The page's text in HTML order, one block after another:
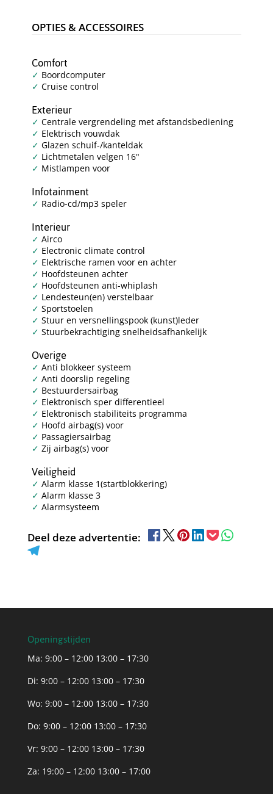
OPTIES & ACCESSOIRES
Comfort
Boordcomputer
Cruise control
Exterieur
Centrale vergrendeling met afstandsbediening
Elektrisch vouwdak
Glazen schuif-/kanteldak
Lichtmetalen velgen 16"
Mistlampen voor
Infotainment
Radio-cd/mp3 speler
Interieur
Airco
Electronic climate control
Elektrische ramen voor en achter
Hoofdsteunen achter
Hoofdsteunen anti-whiplash
Lendesteun(en) verstelbaar
Sportstoelen
Stuur en versnellingspook (kunst)leder
Stuurbekrachtiging snelheidsafhankelijk
Overige
Anti blokkeer systeem
Anti doorslip regeling
Bestuurdersairbag
Elektronisch sper differentieel
Elektronisch stabiliteits programma
Hoofd airbag(s) voor
Passagiersairbag
Zij airbag(s) voor
Veiligheid
Alarm klasse 1(startblokkering)
Alarm klasse 3
Alarmsysteem
Deel deze advertentie:
Openingstijden
Ma: 9:00 – 12:00 13:00 – 17:30
Di: 9:00 – 12:00 13:00 – 17:30
Wo: 9:00 – 12:00 13:00 – 17:30
Do: 9:00 – 12:00 13:00 – 17:30
Vr: 9:00 – 12:00 13:00 – 17:30
Za: 19:00 – 12:00 13:00 – 17:00